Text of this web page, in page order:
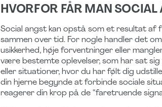
HVORFOR FÅR MAN SOCIAL
Social angst kan opstå som et resultat af
sammen over tid. For nogle handler det
usikkerhed, høje forventninger eller
være bestemte oplevelser, som har sat
eller situationer, hvor du har følt dig
din hjerne begynde at forbinde sociale
reagerer din krop på de “faretruende